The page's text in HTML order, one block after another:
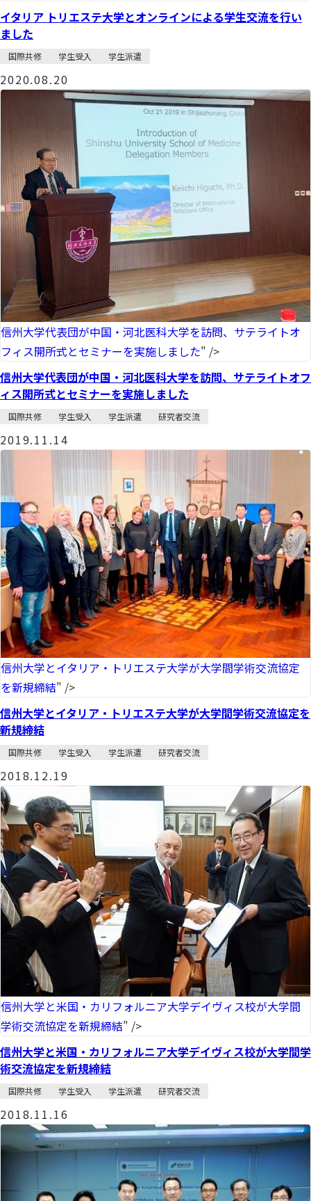
イタリア トリエステ大学とオンラインによる学生交流を行い
ました
国際共修 学生受入 学生派遣
2020.08.20
信州大学代表団が中国・河北医科大学を訪問、サテライトオ
フィス開所式とセミナーを実施しました" />
信州大学代表団が中国・河北医科大学を訪問、サテライトオフ
ィス開所式とセミナーを実施しました
国際共修 学生受入 学生派遣 研究者交流
2019.11.14
信州大学とイタリア・トリエステ大学が大学間学術交流協定
を新規締結" />
信州大学とイタリア・トリエステ大学が大学間学術交流協定を
新規締結
国際共修 学生受入 学生派遣 研究者交流
2018.12.19
信州大学と米国・カリフォルニア大学デイヴィス校が大学間
学術交流協定を新規締結" />
信州大学と米国・カリフォルニア大学デイヴィス校が大学間学
術交流協定を新規締結
国際共修 学生受入 学生派遣 研究者交流
2018.11.16